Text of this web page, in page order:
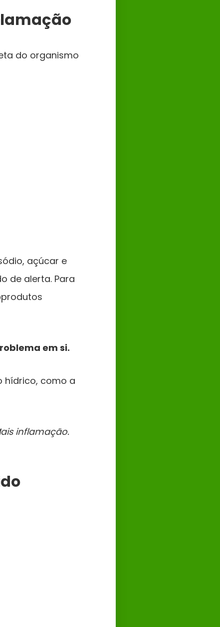
do organismo
açúcar e
de alerta. Para
em si.
hídrico, como a
inflamação.